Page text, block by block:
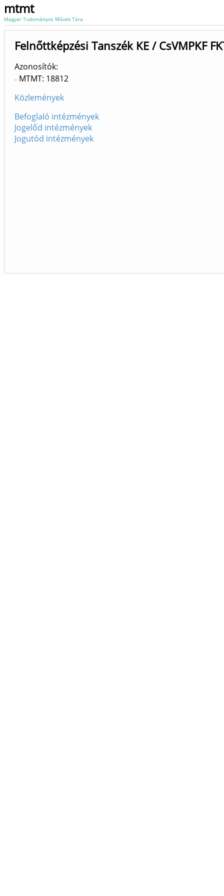
mtmt
Magyar Tudományos Művek Tára
Felnőttképzési Tanszék KE / CsVMPKF
Azonosítók
MTMT: 18812
Közlemények
Befoglaló intézmények
Jogelőd intézmények
Jogutód intézmények